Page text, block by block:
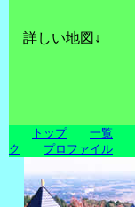
詳しい地図↓
トップ 一覧
ク
プロファイル